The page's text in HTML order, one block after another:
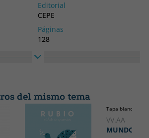
Editorial
CEPE
Páginas
128
Colección
del mismo tema
Tapa blanda o
VV.AA
MUNDO